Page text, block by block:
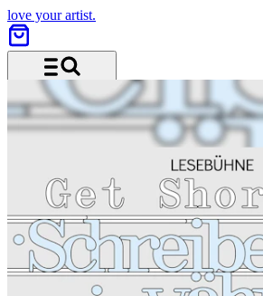
love your artist.
Menü und Suche